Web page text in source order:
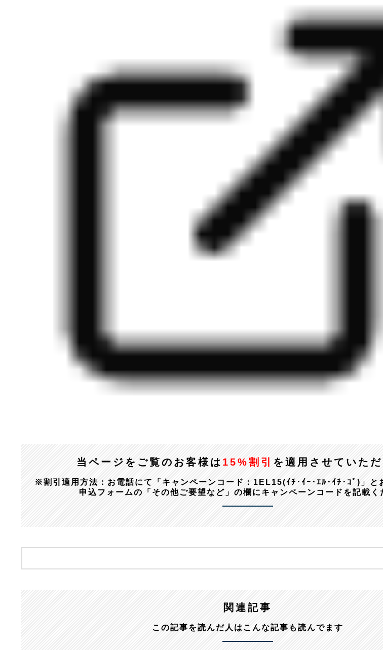
当ページをご覧のお客様は 15%割引 を適用させていた
※割引適用方法：お電話にて「キャンペーンコード：1EL15(ｲﾁ･ｲｰ･ｴﾙ･ｲﾁ･ｺﾞ)」と
申込フォームの「その他ご要望など」の欄にキャンペーンコードを記載く
関連記事
この記事を読んだ人はこんな記事も読んでます